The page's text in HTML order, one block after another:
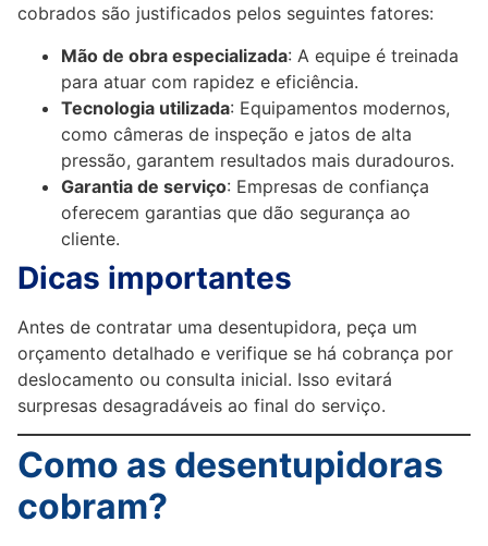
cobrados são justificados pelos seguintes fatores:
Mão de obra especializada: A equipe é treinada
para atuar com rapidez e eficiência.
Tecnologia utilizada: Equipamentos modernos,
como câmeras de inspeção e jatos de alta
pressão, garantem resultados mais duradouros.
Garantia de serviço: Empresas de confiança
oferecem garantias que dão segurança ao
cliente.
Dicas importantes
Antes de contratar uma desentupidora, peça um
orçamento detalhado e verifique se há cobrança por
deslocamento ou consulta inicial. Isso evitará
surpresas desagradáveis ao final do serviço.
Como as desentupidoras
cobram?